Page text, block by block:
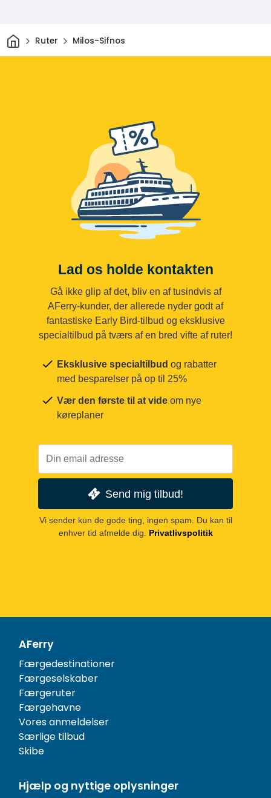
HjemRuter Milos-Sifnos
Lad os holde kontakten
Gå ikke glip af det, bliv en af tusindvis af
AFerry-kunder, der allerede nyder godt af
fantastiske Early Bird-tilbud og eksklusive
specialtilbud på tværs af en bred vifte af ruter!
Eksklusive specialtilbud og rabatter
med besparelser på op til 25%
Vær den første til at vide om nye
køreplaner
Send mig tilbud!
Vi sender kun de gode ting, ingen spam. Du kan til
enhver tid afmelde dig. Privatlivspolitik
AFerry
Færgedestinationer
Færgeselskaber
Færgeruter
Færgehavne
Vores anmeldelser
Særlige tilbud
Skibe
Hjælp og nyttige oplysninger